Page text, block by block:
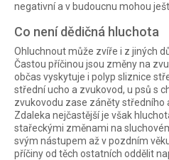
negativní a v budoucnu mohou
Co není dědičná hluchota
Ohluchnout může zvíře i z jiných
Častou příčinou jsou změny na
občas vyskytuje i polyp sliznice
střední ucho a zvukovod, u psů s
zvukovodu zase záněty středního
Zdaleka nejčastější je však
stařeckými změnami na
svým nástupem až v pozdním
příčiny od těch ostatních oddělit